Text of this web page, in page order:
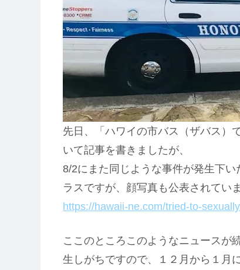
先日、「ハワイの市バス（ザバス）
いて記事を書きましたが、
8/2にまた同じような事件が発生下
ラスですが、顔写真も公表されてい
https://hawaii-ne.com/tried-to-
ここのところこのようなニュースが
生しがちですので、１２月から１月